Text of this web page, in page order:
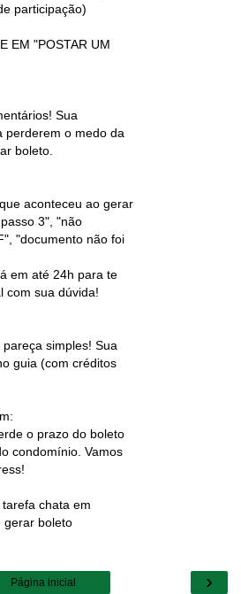
participação)
EM "POSTAR UM
Sua
perderem o medo da
boleto.
aconteceu ao gerar
3", "não
"documento não foi
em até 24h para te
com sua dúvida!
simples! Sua
guia (com créditos
o prazo do boleto
condomínio. Vamos
chata em
gerar boleto
›
Página inicial